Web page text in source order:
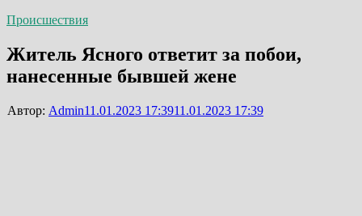
Происшествия
Житель Ясного ответит за побои,
нанесенные бывшей жене
Автор: Admin11.01.2023 17:3911.01.2023 17:39